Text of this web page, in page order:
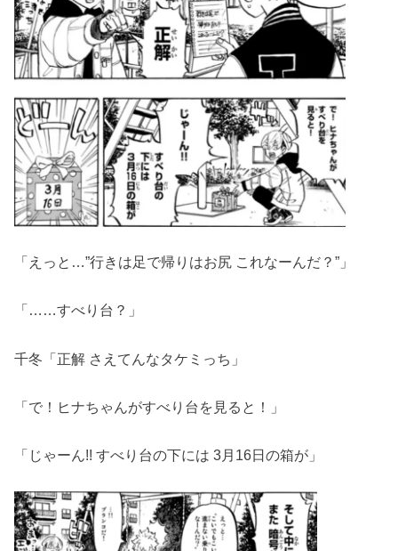
「えっと…”行きは足で帰りはお尻 これなーんだ？”」
「……すべり台？」
千冬「正解 さえてんなタケミっち」
「で！ヒナちゃんがすべり台を見ると！」
「じゃーん!! すべり台の下には 3月16日の箱が」